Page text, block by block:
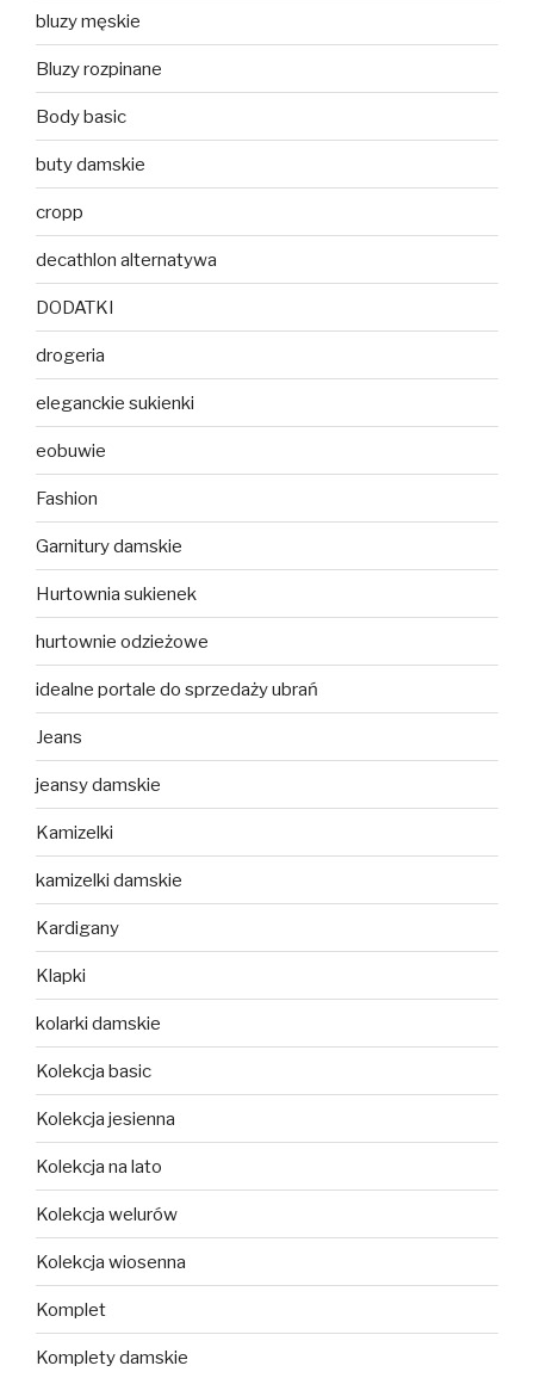
bluzy męskie
Bluzy rozpinane
Body basic
buty damskie
cropp
decathlon alternatywa
DODATKI
drogeria
eleganckie sukienki
eobuwie
Fashion
Garnitury damskie
Hurtownia sukienek
hurtownie odzieżowe
idealne portale do sprzedaży ubrań
Jeans
jeansy damskie
Kamizelki
kamizelki damskie
Kardigany
Klapki
kolarki damskie
Kolekcja basic
Kolekcja jesienna
Kolekcja na lato
Kolekcja welurów
Kolekcja wiosenna
Komplet
Komplety damskie